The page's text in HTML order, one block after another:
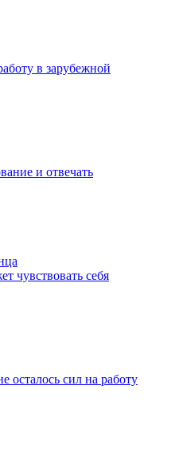
в зарубежной
и отвечать
чувствовать себя
осталось сил на работу